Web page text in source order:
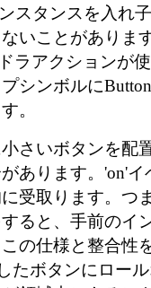
スタンスを入れ
いことがありま
ラアクションが
シンボルに
。
さいボタンを配
あります。'on'
受取ります。つ
ると、手前のイ
の仕様と整合性
たボタンにロー